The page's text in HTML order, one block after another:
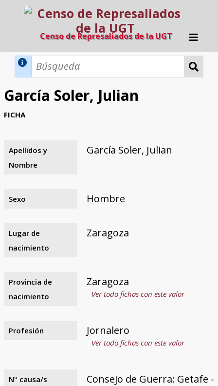
Censo de Represaliados de la UGT
Inicio
Búsqueda Dinámica
Búsqueda Avanzada
Razones y objetivos
El equipo
Colaboradores
Fuentes documentales
García Soler, Julian
FICHA
Apellidos y
Nombre
García Soler, Julian
Sexo Hombre
Lugar de
nacimiento
Zaragoza
Provincia de
nacimiento
Zaragoza
Ver todo fichas con este valor
Profesión Jornalero
Ver todo fichas con este valor
Nº causa/s
Consejo de Guerra: Getafe -